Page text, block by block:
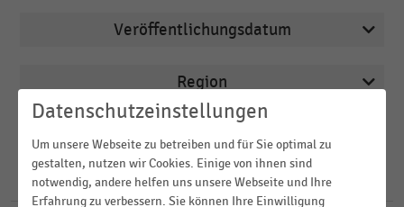
10Ergebnisse fürFührungsposition
Deutschsprachiger Einzelhandel
Internationaler Handel
Lebensmitteldiscounter
Lebensmittelhandel
Veröffentlichungsdatum
2019
2011
Region
Deutschland
Europa
Datenschutzeinstellungen
Um unsere Webseite zu betreiben und für Sie optimal zu
gestalten, nutzen wir Cookies. Einige von ihnen sind
notwendig, andere helfen uns unsere Webseite und Ihre
Erfahrung zu verbessern. Sie können Ihre Einwilligung